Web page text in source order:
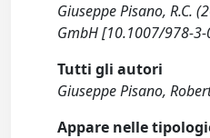
Giuseppe Pisano, R.C.
GmbH [10.1007/978-
Tutti gli autori
Giuseppe Pisano,
Appare nelle